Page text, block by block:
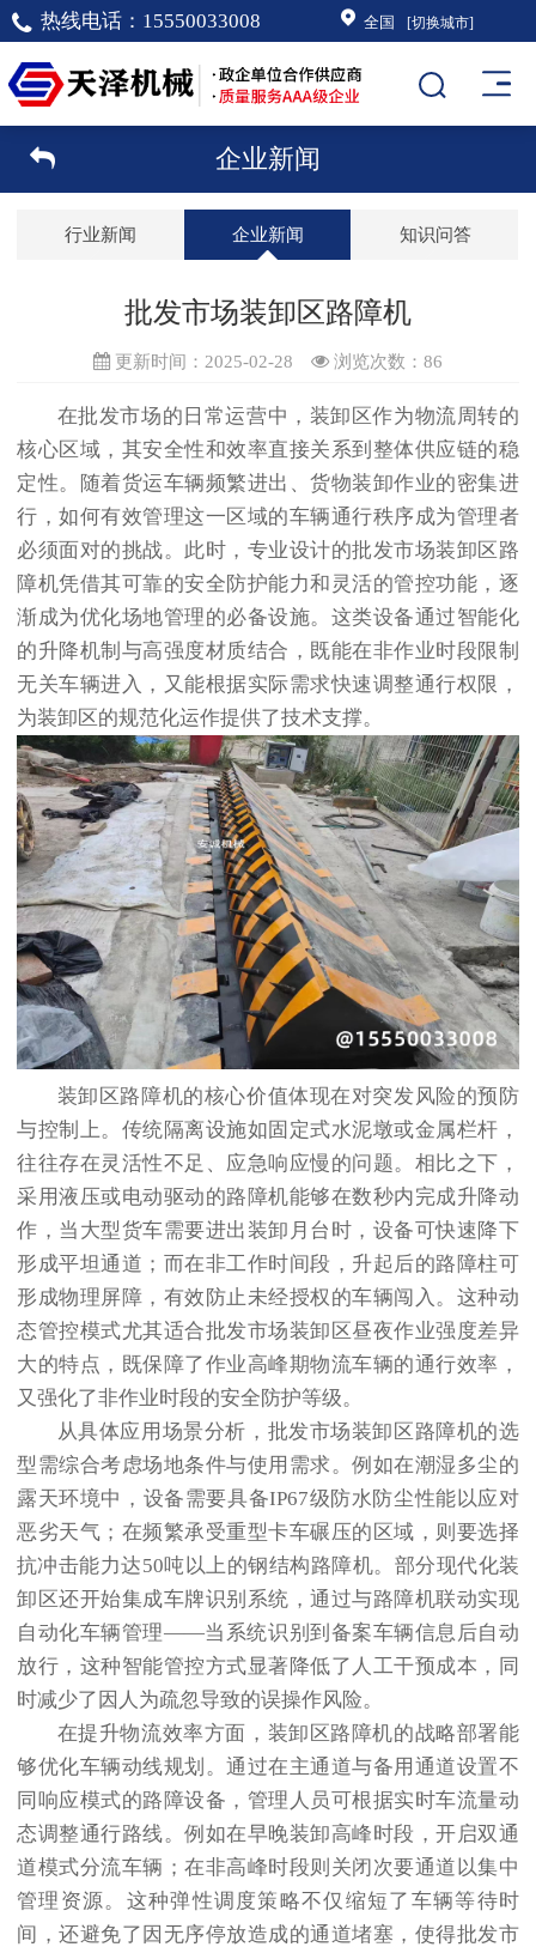
热线电话： 15550033008 全国 [切换城市]
企业新闻
行业新闻 企业新闻 知识问答
批发市场装卸区路障机
更新时间：2025-02-28 浏览次数： 86
在批发市场的日常运营中，装卸区作为物流周转的
核心区域，其安全性和效率直接关系到整体供应链的稳
定性。随着货运车辆频繁进出、货物装卸作业的密集进
行，如何有效管理这一区域的车辆通行秩序成为管理者
必须面对的挑战。此时，专业设计的批发市场装卸区路
障机凭借其可靠的安全防护能力和灵活的管控功能，逐
渐成为优化场地管理的必备设施。这类设备通过智能化
的升降机制与高强度材质结合，既能在非作业时段限制
无关车辆进入，又能根据实际需求快速调整通行权限，
为装卸区的规范化运作提供了技术支撑。
装卸区路障机的核心价值体现在对突发风险的预防
与控制上。传统隔离设施如固定式水泥墩或金属栏杆，
往往存在灵活性不足、应急响应慢的问题。相比之下，
采用液压或电动驱动的路障机能够在数秒内完成升降动
作，当大型货车需要进出装卸月台时，设备可快速降下
形成平坦通道；而在非工作时间段，升起后的路障柱可
形成物理屏障，有效防止未经授权的车辆闯入。这种动
态管控模式尤其适合批发市场装卸区昼夜作业强度差异
大的特点，既保障了作业高峰期物流车辆的通行效率，
又强化了非作业时段的安全防护等级。
从具体应用场景分析，批发市场装卸区路障机的选
型需综合考虑场地条件与使用需求。例如在潮湿多尘的
露天环境中，设备需要具备IP67级防水防尘性能以应对
恶劣天气；在频繁承受重型卡车碾压的区域，则要选择
抗冲击能力达50吨以上的钢结构路障机。部分现代化装
卸区还开始集成车牌识别系统，通过与路障机联动实现
自动化车辆管理——当系统识别到备案车辆信息后自动
放行，这种智能管控方式显著降低了人工干预成本，同
时减少了因人为疏忽导致的误操作风险。
在提升物流效率方面，装卸区路障机的战略部署能
够优化车辆动线规划。通过在主通道与备用通道设置不
同响应模式的路障设备，管理人员可根据实时车流量动
态调整通行路线。例如在早晚装卸高峰时段，开启双通
道模式分流车辆；在非高峰时段则关闭次要通道以集中
管理资源。这种弹性调度策略不仅缩短了车辆等待时
间，还避免了因无序停放造成的通道堵塞，使得批发市